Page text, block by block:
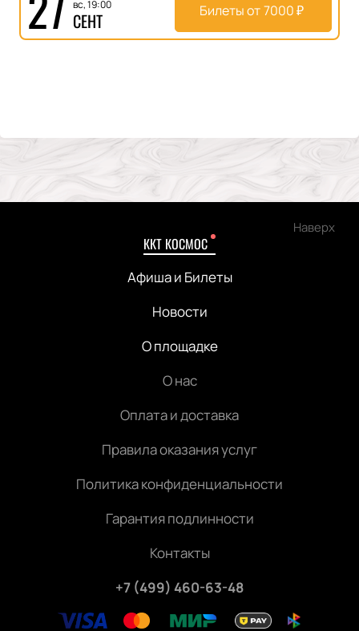
вс, 19:00
СЕНТ Билеты от7000₽
Наверх
ККТ КОСМОС
Афиша и Билеты
Новости
О площадке
О нас
Оплата и доставка
Правила оказания услуг
Политика конфиденциальности
Гарантия подлинности
Контакты
+7 (499) 460-63-48